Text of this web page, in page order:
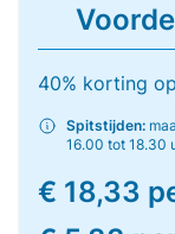
40% korting
Spitstijden:
16.00 tot 18.30
€ 18,33